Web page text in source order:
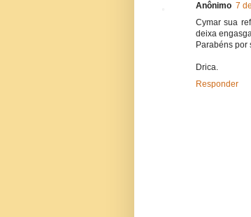
Anônimo 7
Cymar sua
deixa
Parabéns por
Drica.
Responder